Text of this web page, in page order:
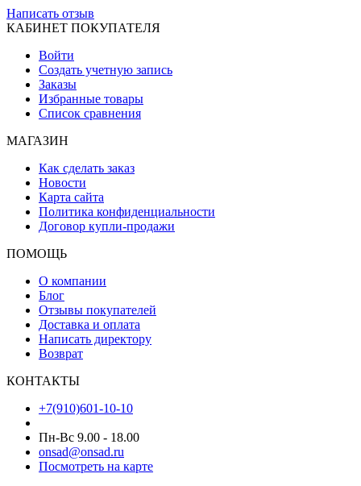
Написать отзыв
КАБИНЕТ ПОКУПАТЕЛЯ
Войти
Создать учетную запись
Заказы
Избранные товары
Список сравнения
МАГАЗИН
Как сделать заказ
Новости
Карта сайта
Политика конфиденциальности
Договор купли-продажи
ПОМОЩЬ
О компании
Блог
Отзывы покупателей
Доставка и оплата
Написать директору
Возврат
КОНТАКТЫ
+7(910)601-10-10
Пн-Вс 9.00 - 18.00
onsad@onsad.ru
Посмотреть на карте